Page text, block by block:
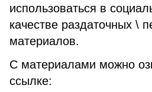
использоваться в
качестве раздаточных \
материалов.
С материалами можно
ссылке: